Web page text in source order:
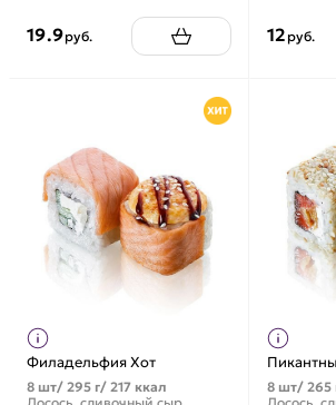
19.9руб. 12 руб.
Филадельфия Хот
8 шт/ 295 г/ 217 ккал
8 шт/ 265